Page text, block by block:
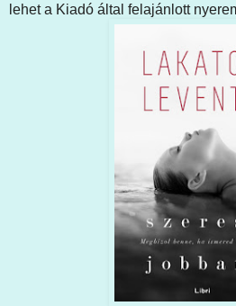
lehet a Kiadó által felajánlott